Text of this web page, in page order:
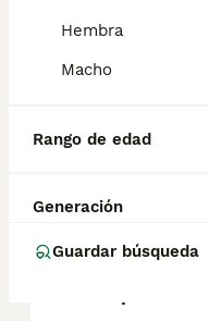
Hembra
Macho
Rango de edad
Generación
Guardar búsqueda
¿Cuál es la
más
¿Cuánto
de Spaniel